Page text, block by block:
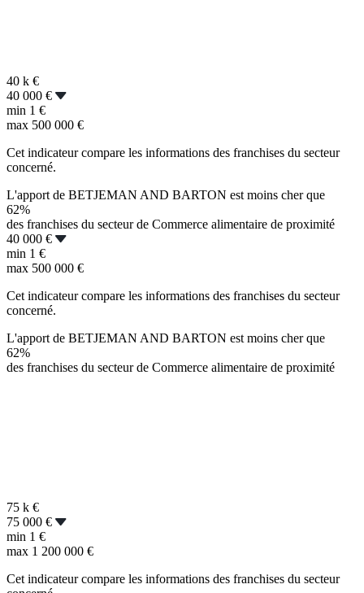
40 k €
40 000 €
min 1 €
max 500 000 €
Cet indicateur compare les informations des franchises du secteur
concerné.
L'apport de BETJEMAN AND BARTON est moins cher que
62%
des franchises du secteur de Commerce alimentaire de proximité
40 000 €
min 1 €
max 500 000 €
Cet indicateur compare les informations des franchises du secteur
concerné.
L'apport de BETJEMAN AND BARTON est moins cher que
62%
des franchises du secteur de Commerce alimentaire de proximité
75 k €
75 000 €
min 1 €
max 1 200 000 €
Cet indicateur compare les informations des franchises du secteur